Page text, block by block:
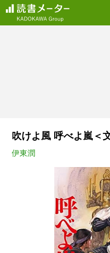
吹けよ風 呼べよ嵐＜
伊東潤